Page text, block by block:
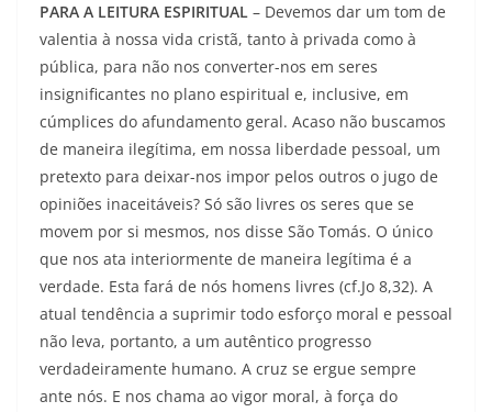
PARA A LEITURA ESPIRITUAL – Devemos dar um tom de
valentia à nossa vida cristã, tanto à privada como à
pública, para não nos converter-nos em seres
insignificantes no plano espiritual e, inclusive, em
cúmplices do afundamento geral. Acaso não buscamos
de maneira ilegítima, em nossa liberdade pessoal, um
pretexto para deixar-nos impor pelos outros o jugo de
opiniões inaceitáveis? Só são livres os seres que se
movem por si mesmos, nos disse São Tomás. O único
que nos ata interiormente de maneira legítima é a
verdade. Esta fará de nós homens livres (cf.Jo 8,32). A
atual tendência a suprimir todo esforço moral e pessoal
não leva, portanto, a um autêntico progresso
verdadeiramente humano. A cruz se ergue sempre
ante nós. E nos chama ao vigor moral, à força do